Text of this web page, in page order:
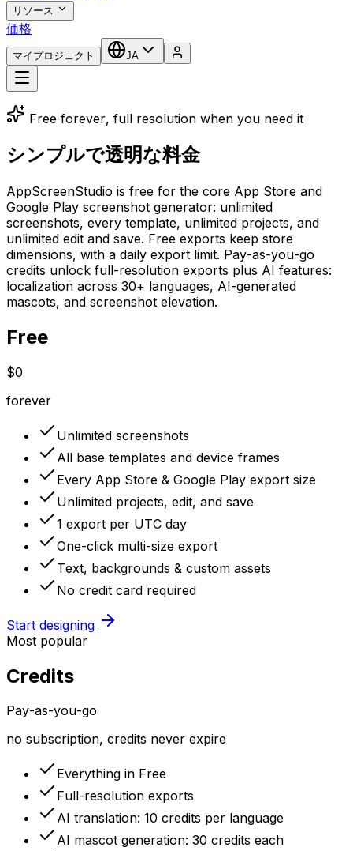
リソース
価格
マイプロジェクト JA
Free forever, full resolution when you need it
シンプルで透明な料金
AppScreenStudio is free for the core App Store and
Google Play screenshot generator: unlimited
screenshots, every template, unlimited projects, and
unlimited edit and save. Free exports keep store
dimensions, with a daily export limit. Pay-as-you-go
credits unlock full-resolution exports plus AI features:
localization across 30+ languages, AI-generated
mascots, and screenshot elevation.
Free
$0
forever
Unlimited screenshots
All base templates and device frames
Every App Store & Google Play export size
Unlimited projects, edit, and save
1 export per UTC day
One-click multi-size export
Text, backgrounds & custom assets
No credit card required
Start designing
Most popular
Credits
Pay-as-you-go
no subscription, credits never expire
Everything in Free
Full-resolution exports
AI translation: 10 credits per language
AI mascot generation: 30 credits each